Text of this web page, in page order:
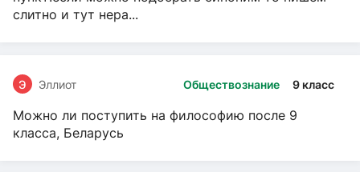
слитно и тут нера...
Обществознание 9 класс
Э Эллиот
Можно ли поступить на философию после 9
класса, Беларусь